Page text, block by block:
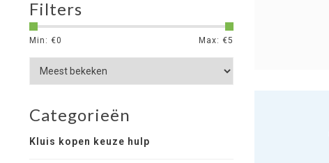
Filters
Min: €0 Max: €5
Categorieën
Kluis kopen keuze hulp